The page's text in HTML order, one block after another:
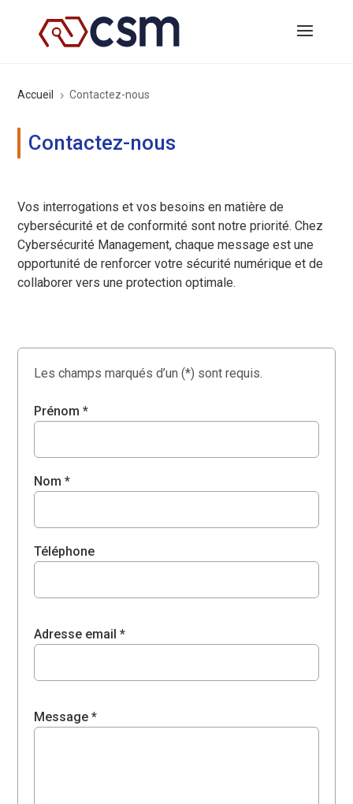
Accueil 5 Contactez-nous
Contactez-nous
Vos interrogations et vos besoins en matière de
cybersécurité et de conformité sont notre priorité. Chez
Cybersécurité Management, chaque message est une
opportunité de renforcer votre sécurité numérique et de
collaborer vers une protection optimale.
Les champs marqués d’un (*) sont requis.
Prénom *
Nom *
Téléphone
Adresse email *
Message *